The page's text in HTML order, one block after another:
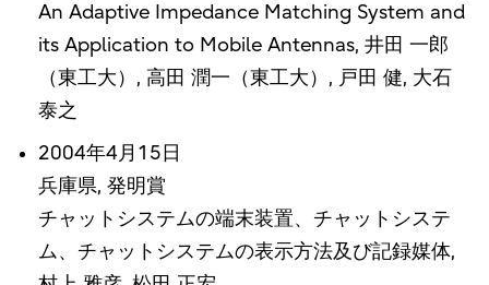
An Adaptive Impedance Matching System and
its Application to Mobile Antennas, 井田 一郎
（東工大）, 高田 潤一（東工大）, 戸田 健, 大石
泰之
2004年4月15日
兵庫県, 発明賞
チャットシステムの端末装置、チャットシステ
ム、チャットシステムの表示方法及び記録媒体,